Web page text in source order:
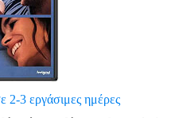
2-3 εργάσιμες ημέρες